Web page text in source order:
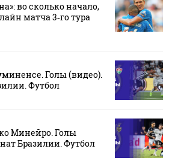
во сколько начало,
матча 3‑го тура
Голы (видео).
Футбол
Минейро. Голы
Бразилии. Футбол